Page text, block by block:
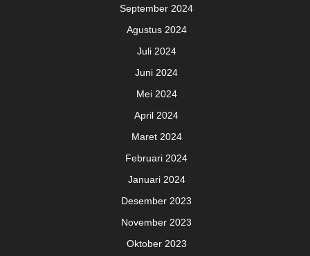
September 2024
Agustus 2024
Juli 2024
Juni 2024
Mei 2024
April 2024
Maret 2024
Februari 2024
Januari 2024
Desember 2023
November 2023
Oktober 2023